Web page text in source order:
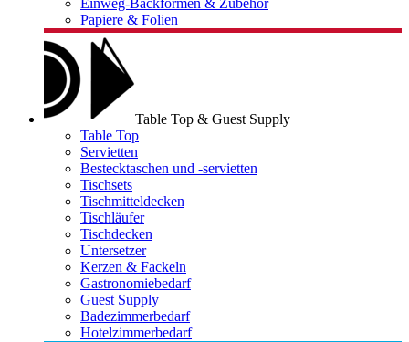
Einweg-Backformen & Zubehör
Papiere & Folien
Table Top & Guest Supply
Table Top
Servietten
Bestecktaschen und -servietten
Tischsets
Tischmitteldecken
Tischläufer
Tischdecken
Untersetzer
Kerzen & Fackeln
Gastronomiebedarf
Guest Supply
Badezimmerbedarf
Hotelzimmerbedarf